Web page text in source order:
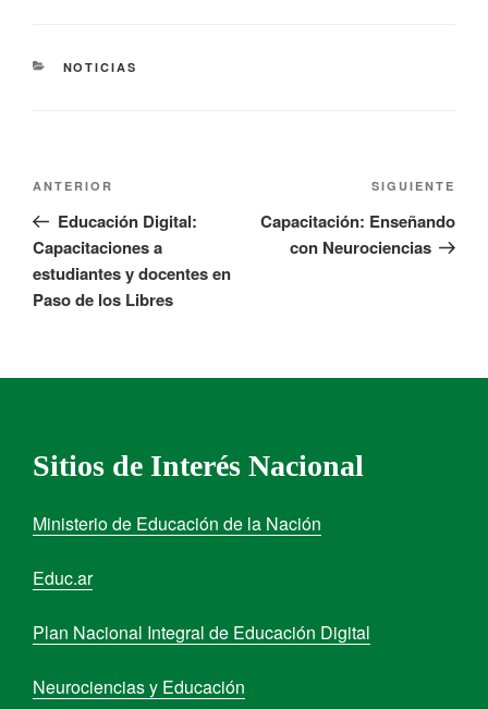
NOTICIAS
ANTERIOR
Educación Digital:
Capacitaciones a
estudiantes y docentes en
Paso de los Libres
SIGUIENTE
Capacitación: Enseñando
con Neurociencias
Sitios de Interés Nacional
Ministerio de Educación de la Nación
Educ.ar
Plan Nacional Integral de Educación Digital
Neurociencias y Educación